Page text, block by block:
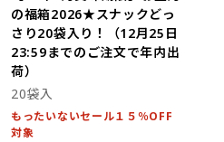
の福箱2026★スナックどっ
さり20袋入り！（12月25日
23:59までのご注文で年内出
荷）
20袋入
もったいないセール１５％OFF
対象